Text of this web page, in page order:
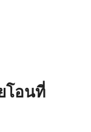
โอนที่